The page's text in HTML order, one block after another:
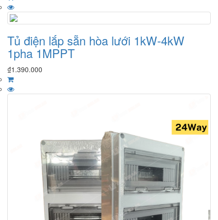
Tủ điện lắp sẵn hòa lưới 1kW-4kW
1pha 1MPPT
₫1.390.000